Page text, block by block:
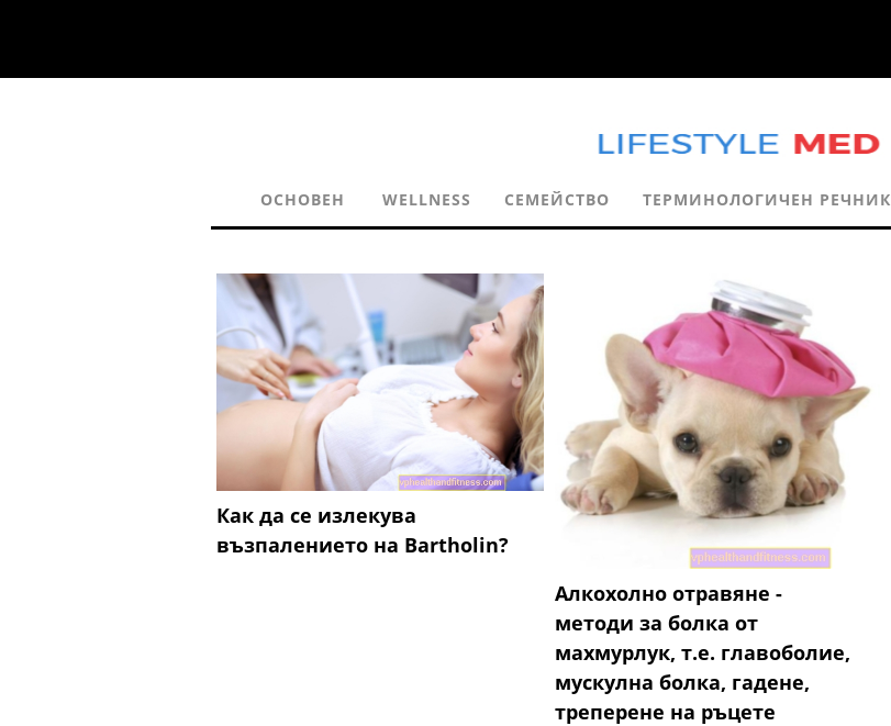
ОСНОВЕН WELLNESS СЕМЕЙСТВО ТЕРМИНОЛОГИЧЕН РЕЧНИК
Как да се излекува
възпалението на Bartholin?
Алкохолно отравяне -
методи за болка от
махмурлук, т.е. главоболие,
мускулна болка, гадене,
треперене на ръцете